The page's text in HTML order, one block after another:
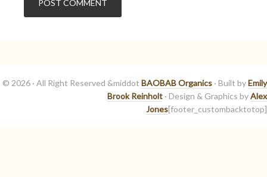
© 2026 · All Right Reserved &middot BAOBAB Organics · Built byEmily
Brook Reinholt · Design & Graphics byAlex
Jones[footer_custombacktotop]